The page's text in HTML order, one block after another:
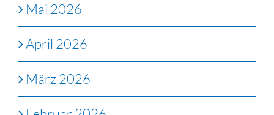
Mai 2026
April 2026
März 2026